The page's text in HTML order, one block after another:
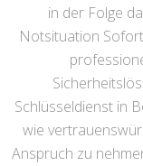
in der Folge
Notsituation
Schlüsseldienst in
wie
Anspruch zu